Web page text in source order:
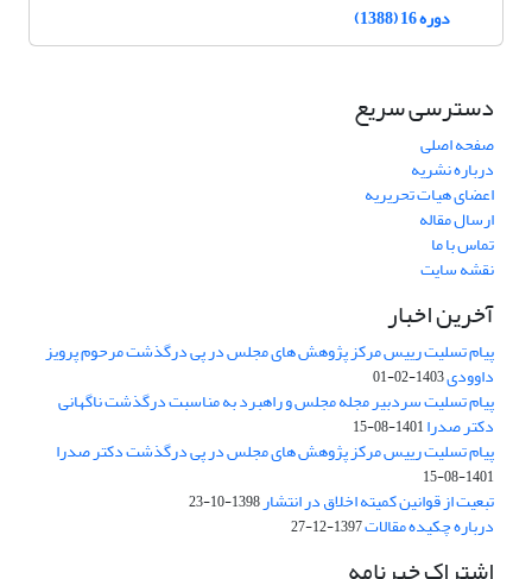
دوره 16 (1388)
دسترسی سریع
صفحه اصلی
درباره نشریه
اعضای هیات تحریریه
ارسال مقاله
تماس با ما
نقشه سایت
آخرین اخبار
پیام تسلیت رییس مرکز پژوهش های مجلس در پی درگذشت مرحوم پرویز
داوودی1403-02-01
پیام تسلیت سردبیر مجله مجلس و راهبرد به مناسبت درگذشت ناگهانی
دکتر صدرا1401-08-15
پیام تسلیت رییس مرکز پژوهش های مجلس در پی درگذشت دکتر صدرا
1401-08-15
تبعیت از قوانین کمیته اخلاق در انتشار1398-10-23
درباره چکیده مقالات1397-12-27